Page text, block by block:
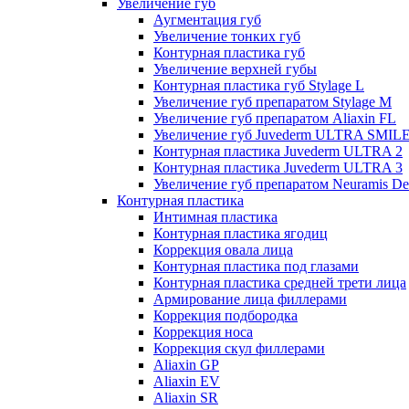
Увеличение губ
Аугментация губ
Увеличение тонких губ
Контурная пластика губ
Увеличение верхней губы
Контурная пластика губ Stylage L
Увеличение губ препаратом Stylage M
Увеличение губ препаратом Aliaxin FL
Увеличение губ Juvederm ULTRA
Контурная пластика Juvederm ULTRA 2
Контурная пластика Juvederm ULTRA 3
Увеличение губ препаратом Neuramis
Контурная пластика
Интимная пластика
Контурная пластика ягодиц
Коррекция овала лица
Контурная пластика под глазами
Контурная пластика средней трети лица
Армирование лица филлерами
Коррекция подбородка
Коррекция носа
Коррекция скул филлерами
Aliaxin GP
Aliaxin EV
Aliaxin SR